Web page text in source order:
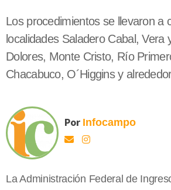
Los procedimientos se llevaron a
localidades Saladero Cabal, Vera
Dolores, Monte Cristo, Río
Chacabuco, O´Higgins y
Por Infocampo
La Administración Federal de